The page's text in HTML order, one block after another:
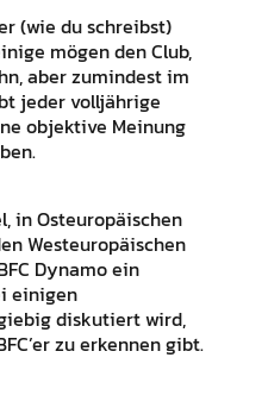
(wie du schreibst)
mögen den Club,
aber zumindest im
jeder volljährige
objektive Meinung
in Osteuropäischen
Westeuropäischen
Dynamo ein
einigen
diskutiert wird,
zu erkennen gibt.